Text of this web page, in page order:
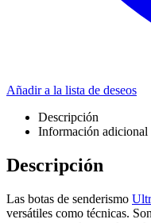
Añadir a la lista de deseos
Descripción
Información adicional
Descripción
Las botas de senderismo
versátiles como técnicas.